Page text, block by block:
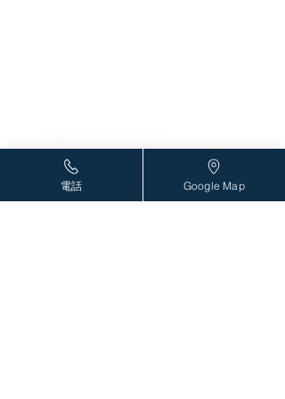
〒004-0051 札幌市厚別区厚別中央1条6丁目2-5
TEL：011-801-1212/FAX：011-801-1213
電話 Google Map